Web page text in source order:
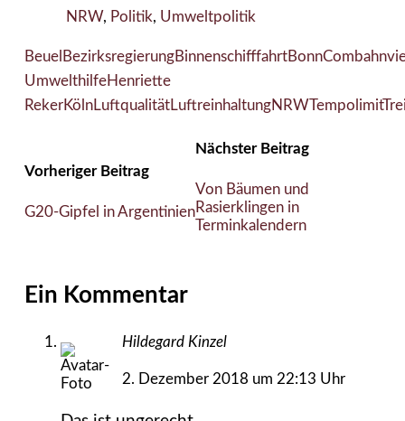
NRW, Politik, Umweltpolitik
Beuel BezirksregierungBinnenschifffahrtBonn
UmwelthilfeHenriette
RekerKölnLuftqualitätLuftreinhaltungNRWTempolimit
Vorheriger Beitrag
G20-Gipfel in Argentinien
Nächster Beitrag
Von Bäumen und
Rasierklingen in
Terminkalendern
Ein Kommentar
Hildegard Kinzel
2. Dezember 2018 um 22:13 Uhr